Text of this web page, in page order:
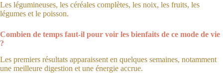
Les légumineuses, les céréales complètes, les noix, les fruits, les
légumes et le poisson.
Combien de temps faut-il pour voir les bienfaits de ce mode de vie
?
Les premiers résultats apparaissent en quelques semaines, notamment
une meilleure digestion et une énergie accrue.